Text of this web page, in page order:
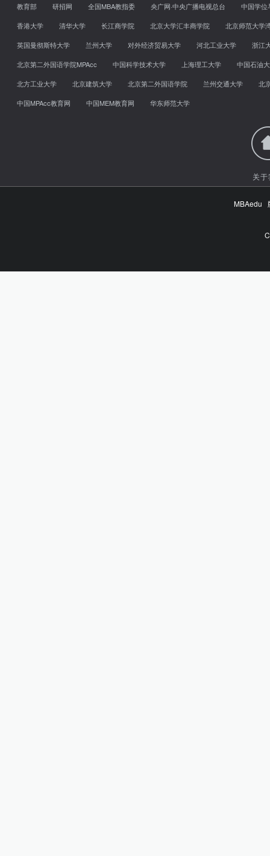
教育部 研招网 全国MBA教指委 央广网·中央广播电视总台
中国学位
香港大学
清华大学 长江商学院 北京大学汇丰商学院
北京师范大学
英国曼彻斯特大学
兰州大学 对外经济贸易大学 河北工业大学
浙江
北京第二外国语学院MPAcc
中国科学技术大学 上海理工大学
中国石油
北方工业大学
北京建筑大学 北京第二外国语学院 兰州交通大学
北
中国MPAcc教育网
中国MEM教育网 华东师范大学
关
MBAedu